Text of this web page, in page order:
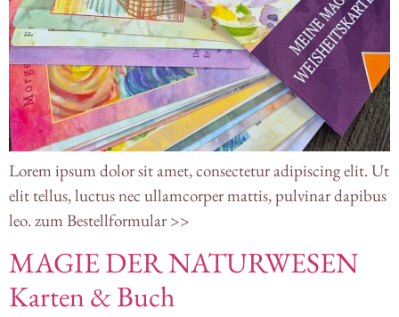
Lorem ipsum dolor sit amet, consectetur adipiscing elit. Ut
elit tellus, luctus nec ullamcorper mattis, pulvinar dapibus
leo. zum Bestellformular >>
MAGIE DER NATURWESEN
Karten & Buch